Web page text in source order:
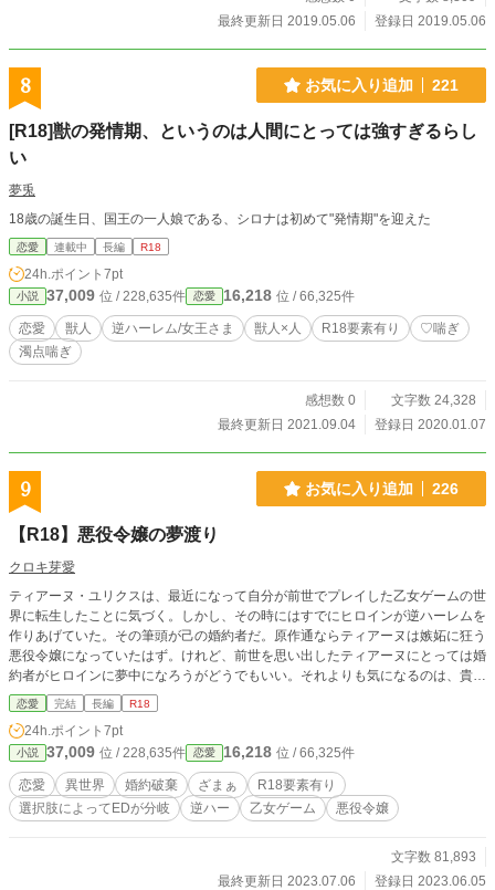
最終更新日 2019.05.06
登録日 2019.05.06
8 お気に入り追加 221
[R18]獣の発情期、というのは人間にとっては強すぎるらし
い
夢兎
18歳の誕生日、国王の一人娘である、シロナは初めて"発情期"を迎えた
恋愛 連載中 長編 R18
24h.ポイント 7pt
小説 37,009 位 / 228,635件 恋愛 16,218 位 / 66,325件
恋愛 獣人 逆ハーレム/女王さま 獣人×人 R18要素有り
♡喘ぎ
濁点喘ぎ
感想数 0
文字数 24,328
最終更新日 2021.09.04
登録日 2020.01.07
9 お気に入り追加 226
【R18】悪役令嬢の夢渡り
クロキ芽愛
ティアーヌ・ユリクスは、最近になって自分が前世でプレイした乙女ゲームの世
界に転生したことに気づく。しかし、その時にはすでにヒロインが逆ハーレムを
作りあげていた。その筆頭が己の婚約者だ。原作通ならティアーヌは嫉妬に狂う
悪役令嬢になっていたはず。けれど、前世を思い出したティアーヌにとっては婚
約者がヒロインに夢中になろうがどうでもいい。それよりも気になるのは、貴族
の暮らしに対する違和感だった。ふと、気づく。「このままいけば庶民の生活に
戻れるんじゃないかしら？！」と。ティアーヌは前世（乙女ゲーム）の知識を生
かして、適当に悪役令嬢ぽく振る舞うことにした。転生ヒロインのおかげもあっ
て順調にティアーヌは追い詰められていく。そんな中、ティアーヌはとんでもな
い夢を見てしまう。しかも、ただの夢だと思っていたらどうやら違うらしく……
果たしてティアーヌは無事に庶民の暮らしを手に入れることができるのか！？
※MNで過去投稿した作品のリメイクです。 ※激しめの性描写あり。
恋愛 完結 長編 R18
24h.ポイント 7pt
小説 37,009 位 / 228,635件 恋愛 16,218 位 / 66,325件
恋愛 異世界 婚約破棄 ざまぁ
R18要素有り
選択肢によってEDが分岐
逆ハー 乙女ゲーム 悪役令嬢
文字数 81,893
最終更新日 2023.07.06
登録日 2023.06.05